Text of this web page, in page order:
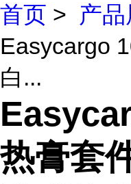
首页 > 产
Easycargo
白...
热膏套